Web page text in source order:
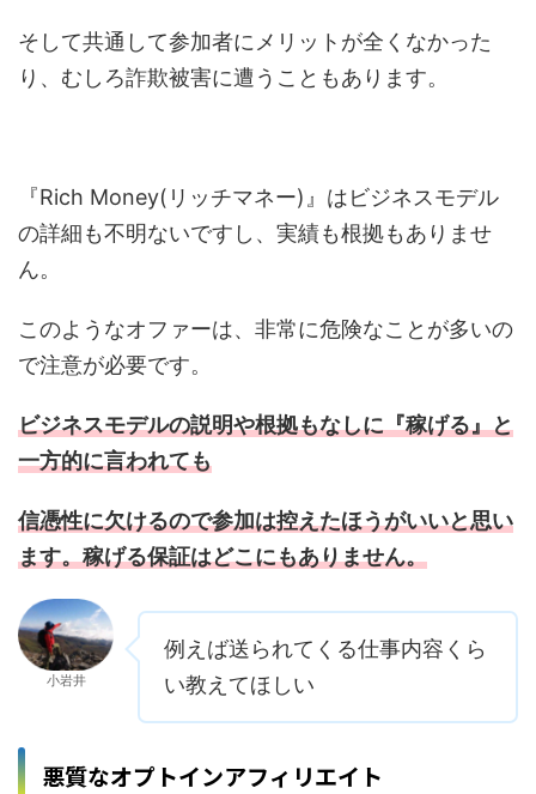
そして共通して参加者にメリットが全くなかった
り、むしろ詐欺被害に遭うこともあります。
『Rich Money(リッチマネー)』はビジネスモデル
の詳細も不明ないですし、実績も根拠もありませ
ん。
このようなオファーは、非常に危険なことが多いの
で注意が必要です。
ビジネスモデルの説明や根拠もなしに『稼げる』と
一方的に言われても
信憑性に欠けるので参加は控えたほうがいいと思い
ます。稼げる保証はどこにもありません。
小岩井
例えば送られてくる仕事内容くら
い教えてほしい
悪質なオプトインアフィリエイト